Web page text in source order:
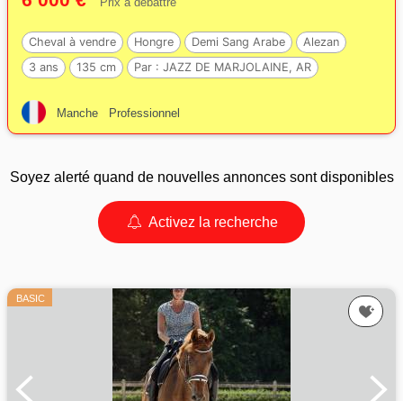
Cheval à vendre Hongre Demi Sang Arabe
Alezan
3 ans
135 cm Par : JAZZ DE MARJOLAINE, AR
Manche Professionnel
Soyez alerté quand de nouvelles annonces sont disponibles
Activez la recherche
BASIC